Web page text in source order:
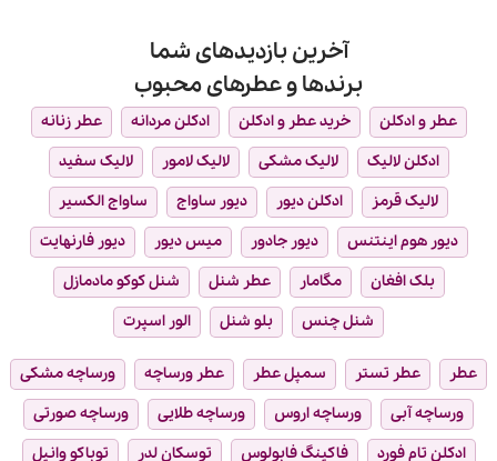
آخرین بازدیدهای شما
برندها و عطرهای محبوب
عطر و ادکلن خرید عطر و ادکلن ادکلن مردانه
عطر زنانه
ادکلن لالیک
لالیک مشکی لالیک لامور
لالیک سفید
لالیک قرمز
ادکلن دیور دیور ساواج
ساواج الکسیر
دیور هوم اینتنس
دیور جادور میس دیور
دیور فارنهایت
بلک افغان
مگامار عطر شنل
شنل کوکو مادمازل
شنل چنس
بلو شنل الور اسپرت
عطر عطر تستر سمپل عطر عطر ورساچه
ورساچه مشکی
ورساچه آبی
ورساچه اروس ورساچه طلایی
ورساچه صورتی
ادکلن تام فورد
فاکینگ فابولوس توسکان لدر
توباکو وانیل